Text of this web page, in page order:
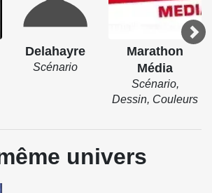
Delahayre
Scénario
Marathon
Média
Scénario,
Dessin, Couleurs
univers